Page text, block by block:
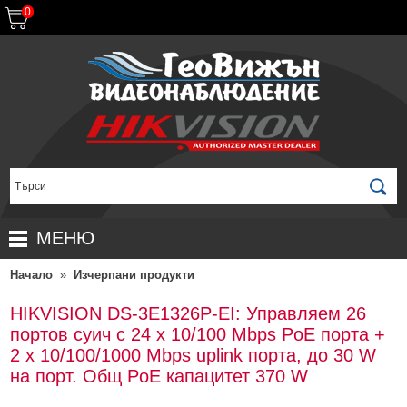
0
МЕНЮ
НАЧАЛО
ПРОДУКТИ
ПРОМОЦИИ
НОВИ ПРОДУКТИ
ЗА ДИСТРИБУТОРИ
ГАРАНЦИОННИ УСЛОВИЯ
Начало » Изчерпани продукти
HIKVISION DS-3E1326P-EI: Управляем 26
портов суич с 24 x 10/100 Mbps PoE порта +
2 x 10/100/1000 Mbps uplink порта, до 30 W
на порт. Общ PoE капацитет 370 W